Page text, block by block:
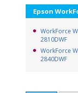
Epson
WorkForce
2810DWF
WorkForce
2840DWF